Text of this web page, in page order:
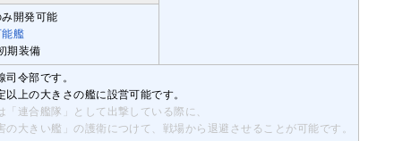
開発可能
艦
期装備
令部です。
上の大きさの艦に設営可能です。
連合艦隊」として出撃している際に、
大きい艦」の護衛につけて、戦場から退避させることが可能です。